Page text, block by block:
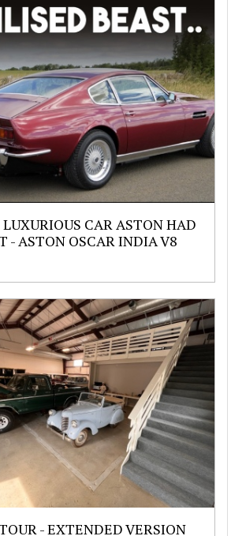
CAR ASTON HAD
- ASTON OSCAR INDIA V8
- EXTENDED VERSION